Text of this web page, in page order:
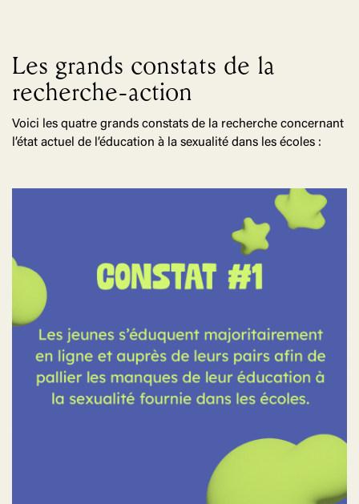
Les grands constats de la
recherche-action
Voici les quatre grands constats de la recherche concernant
l’état actuel de l’éducation à la sexualité dans les écoles :